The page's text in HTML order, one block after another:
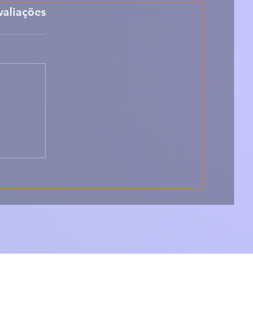
Arroz de Tomate –
Sabor 🇵🇹